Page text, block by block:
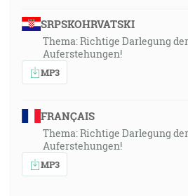
SRPSKOHRVATSKI
Thema: Richtige Darlegung
Auferstehungen!
MP3
FRANÇAIS
Thema: Richtige Darlegung
Auferstehungen!
MP3